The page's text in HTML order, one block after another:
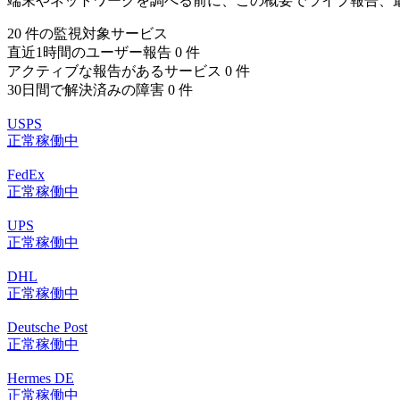
20 件の監視対象サービス
直近1時間のユーザー報告 0 件
アクティブな報告があるサービス 0 件
30日間で解決済みの障害 0 件
USPS
正常稼働中
FedEx
正常稼働中
UPS
正常稼働中
DHL
正常稼働中
Deutsche Post
正常稼働中
Hermes DE
正常稼働中